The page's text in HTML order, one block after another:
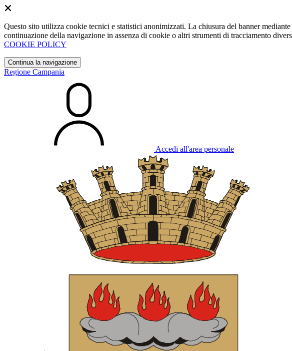
Questo sito utilizza cookie tecnici e statistici anonimizzati. La chiusura del banner
continuazione della navigazione in assenza di cookie o altri strumenti di tracciamento
COOKIE POLICY
Continua la navigazione
Regione Campania
Accedi all'area personale